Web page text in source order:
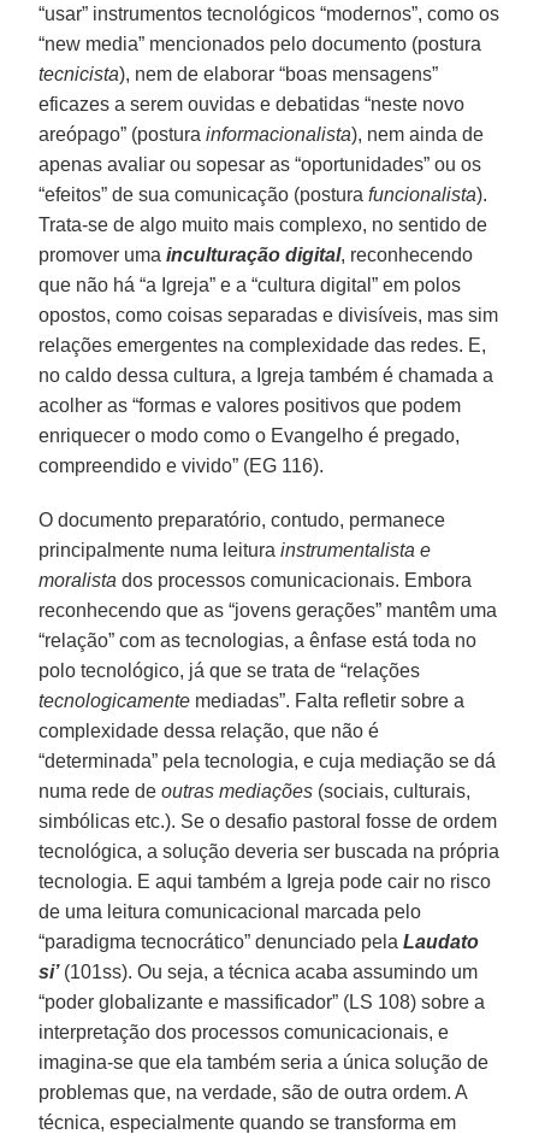
“usar” instrumentos tecnológicos “modernos”, como os
“new media” mencionados pelo documento (postura
tecnicista), nem de elaborar “boas mensagens”
eficazes a serem ouvidas e debatidas “neste novo
areópago” (posturainformacionalista), nem ainda de
apenas avaliar ou sopesar as “oportunidades” ou os
“efeitos” de sua comunicação (posturafuncionalista).
Trata-se de algo muito mais complexo, no sentido de
promover umainculturação digital, reconhecendo
que não há “a Igreja” e a “cultura digital” em polos
opostos, como coisas separadas e divisíveis, mas sim
relações emergentes na complexidade das redes. E,
no caldo dessa cultura, a Igreja também é chamada a
acolher as “formas e valores positivos que podem
enriquecer o modo como o Evangelho é pregado,
compreendido e vivido” (EG 116).
O documento preparatório, contudo, permanece
principalmente numa leiturainstrumentalista e
moralista dos processos comunicacionais. Embora
reconhecendo que as “jovens gerações” mantêm uma
“relação” com as tecnologias, a ênfase está toda no
polo tecnológico, já que se trata de “relações
tecnologicamente mediadas”. Falta refletir sobre a
complexidade dessa relação, que não é
“determinada” pela tecnologia, e cuja mediação se dá
numa rede deoutras mediações (sociais, culturais,
simbólicas etc.). Se o desafio pastoral fosse de ordem
tecnológica, a solução deveria ser buscada na própria
tecnologia. E aqui também a Igreja pode cair no risco
de uma leitura comunicacional marcada pelo
“paradigma tecnocrático” denunciado pelaLaudato
si’ (101ss). Ou seja, a técnica acaba assumindo um
“poder globalizante e massificador” (LS 108) sobre a
interpretação dos processos comunicacionais, e
imagina-se que ela também seria a única solução de
problemas que, na verdade, são de outra ordem. A
técnica, especialmente quando se transforma em